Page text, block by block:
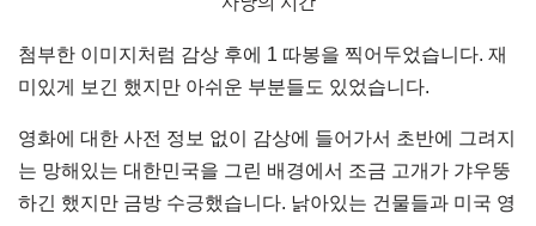
첨부한 이미지처럼 감상 후에 1 따봉을 찍어두었습니다. 재
미있게 보긴 했지만 아쉬운 부분들도 있었습니다.
영화에 대한 사전 정보 없이 감상에 들어가서 초반에 그려지
는 망해있는 대한민국을 그린 배경에서 조금 고개가 갸우뚱
하긴 했지만 금방 수긍했습니다. 낡아있는 건물들과 미국 영